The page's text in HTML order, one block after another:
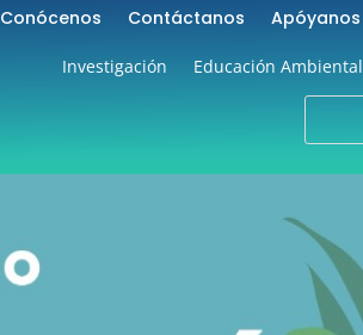
Conócenos Contáctanos Apóyanos
Investigación Educación Ambiental